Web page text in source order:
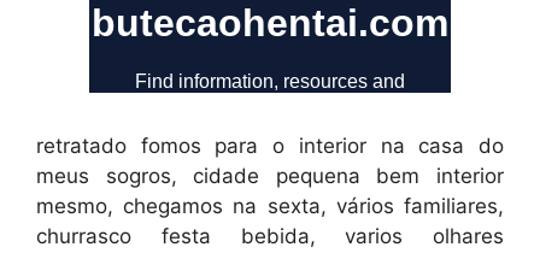
retratado fomos para o interior na casa do
meus sogros, cidade pequena bem interior
mesmo, chegamos na sexta, vários familiares,
churrasco festa bebida, varios olhares